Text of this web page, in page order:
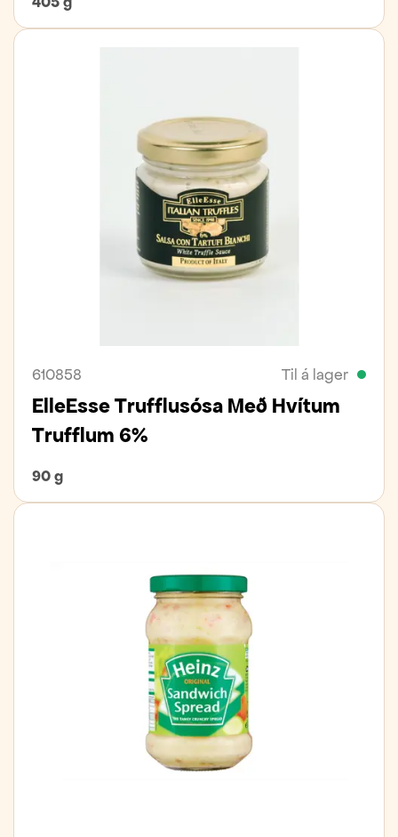
610858 Til á lager
ElleEsse Trufflusósa Með Hvítum
Trufflum 6%
90 g